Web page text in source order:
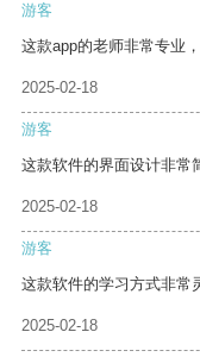
游客
这款app的老师非常专业
2025-02-18
游客
这款软件的界面设计非常
2025-02-18
游客
这款软件的学习方式非常
2025-02-18